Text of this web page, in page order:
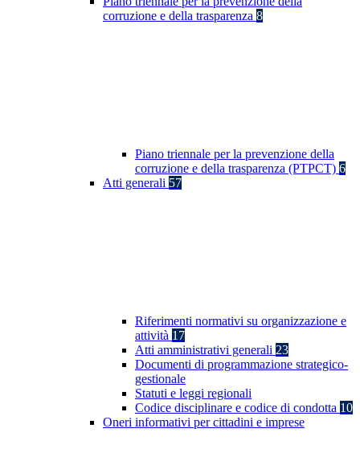
corruzione e della trasparenza 8
Piano triennale per la prevenzione della
corruzione e della trasparenza (PTPCT) 6
Atti generali 57
Riferimenti normativi su organizzazione e
attività 17
Atti amministrativi generali 23
Documenti di programmazione strategico-
gestionale
Statuti e leggi regionali
Codice disciplinare e codice di condotta 10
Oneri informativi per cittadini e imprese